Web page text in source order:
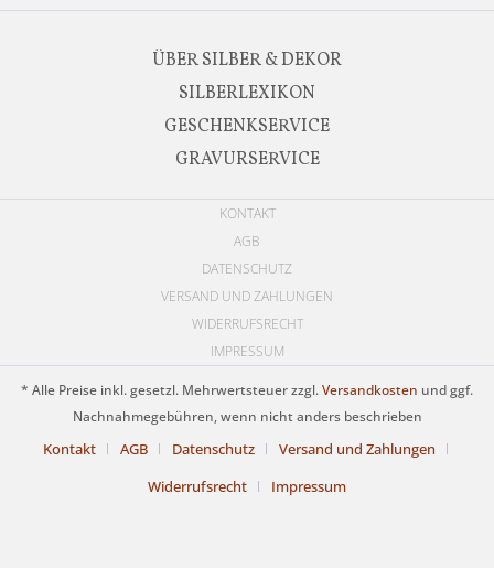
ÜBER SILBER & DEKOR
SILBERLEXIKON
GESCHENKSERVICE
GRAVURSERVICE
KONTAKT
AGB
DATENSCHUTZ
VERSAND UND ZAHLUNGEN
WIDERRUFSRECHT
IMPRESSUM
* Alle Preise inkl. gesetzl. Mehrwertsteuer zzgl.Versandkosten und ggf.
Nachnahmegebühren, wenn nicht anders beschrieben
Kontakt AGB Datenschutz
Versand und Zahlungen
Widerrufsrecht
Impressum